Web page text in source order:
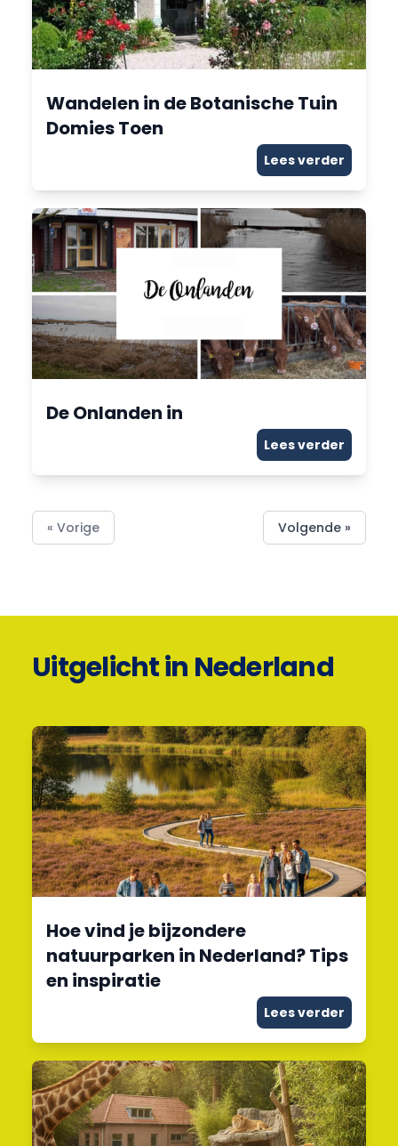
Wandelen in de Botanische Tuin
Domies Toen
Lees verder
De Onlanden in
Lees verder
« Vorige Volgende »
Uitgelicht in Nederland
Hoe vind je bijzondere
natuurparken in Nederland? Tips
en inspiratie
Lees verder